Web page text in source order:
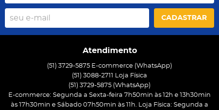
CADASTRAR
Atendimento
(51) 3729-5875 E-commerce (WhatsApp)
(51) 3088-2711 Loja Física
(51) 3729-5875 (WhatsApp)
E-commerce: Segunda a Sexta-feira 7h50min às 12h e 13h30min
às 17h30min e Sábado 07h50min às 11h. Loja Física: Segunda a